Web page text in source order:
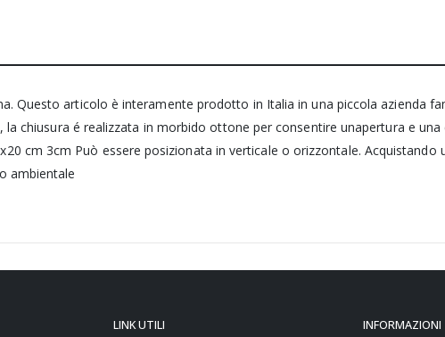
Questo articolo è interamente prodotto in Italia in una piccola azienda
chiusura é realizzata in morbido ottone per consentire unapertura e una
cm 3cm Può essere posizionata in verticale o orizzontale. Acquistando
ambientale
LINK UTILI INFORMAZIONI